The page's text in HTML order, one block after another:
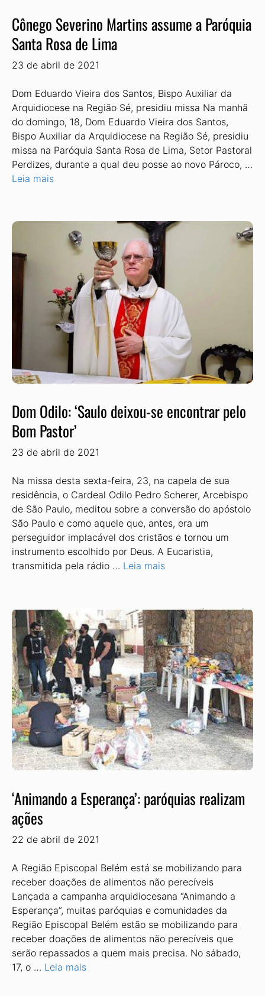
Cônego Severino Martins assume a Paróquia
Santa Rosa de Lima
23 de abril de 2021
Dom Eduardo Vieira dos Santos, Bispo Auxiliar da
Arquidiocese na Região Sé, presidiu missa Na manhã
do domingo, 18, Dom Eduardo Vieira dos Santos,
Bispo Auxiliar da Arquidiocese na Região Sé, presidiu
missa na Paróquia Santa Rosa de Lima, Setor Pastoral
Perdizes, durante a qual deu posse ao novo Pároco, …
Leia mais
Dom Odilo: ‘Saulo deixou-se encontrar pelo
Bom Pastor’
23 de abril de 2021
Na missa desta sexta-feira, 23, na capela de sua
residência, o Cardeal Odilo Pedro Scherer, Arcebispo
de São Paulo, meditou sobre a conversão do apóstolo
São Paulo e como aquele que, antes, era um
perseguidor implacável dos cristãos e tornou um
instrumento escolhido por Deus. A Eucaristia,
transmitida pela rádio … Leia mais
‘Animando a Esperança’: paróquias realizam
ações
22 de abril de 2021
A Região Episcopal Belém está se mobilizando para
receber doações de alimentos não perecíveis
Lançada a campanha arquidiocesana “Animando a
Esperança”, muitas paróquias e comunidades da
Região Episcopal Belém estão se mobilizando para
receber doações de alimentos não perecíveis que
serão repassados a quem mais precisa. No sábado,
17, o … Leia mais